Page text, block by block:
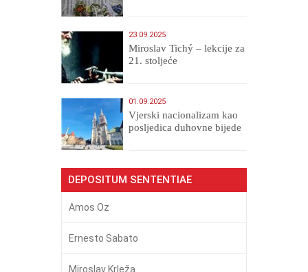
23.09.2025
Miroslav Tichý – lekcije za
21. stoljeće
01.09.2025
​Vjerski nacionalizam kao
posljedica duhovne bijede
DEPOSITUM SENTENTIAE
Amos Oz
Ernesto Sabato
Miroslav Krleža